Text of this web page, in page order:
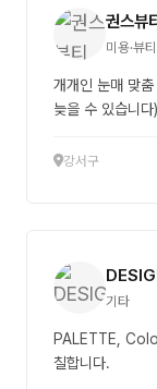
권스뷰
미용·뷰티
개개인 눈매 맞
늦을 수 있습니다)
강서구
기타
PALETTE, Color your
칠합니다.